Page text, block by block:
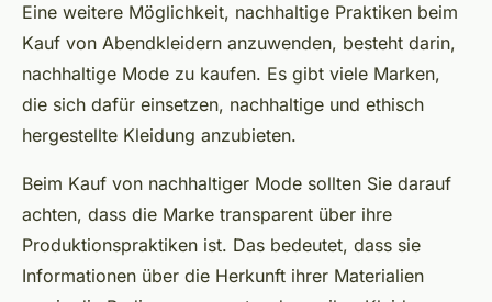
Eine weitere Möglichkeit, nachhaltige Praktiken beim
Kauf von Abendkleidern anzuwenden, besteht darin,
nachhaltige Mode zu kaufen. Es gibt viele Marken,
die sich dafür einsetzen, nachhaltige und ethisch
hergestellte Kleidung anzubieten.
Beim Kauf von nachhaltiger Mode sollten Sie darauf
achten, dass die Marke transparent über ihre
Produktionspraktiken ist. Das bedeutet, dass sie
Informationen über die Herkunft ihrer Materialien